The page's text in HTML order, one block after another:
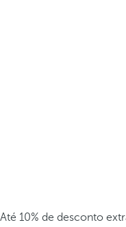
Até 10% de desconto